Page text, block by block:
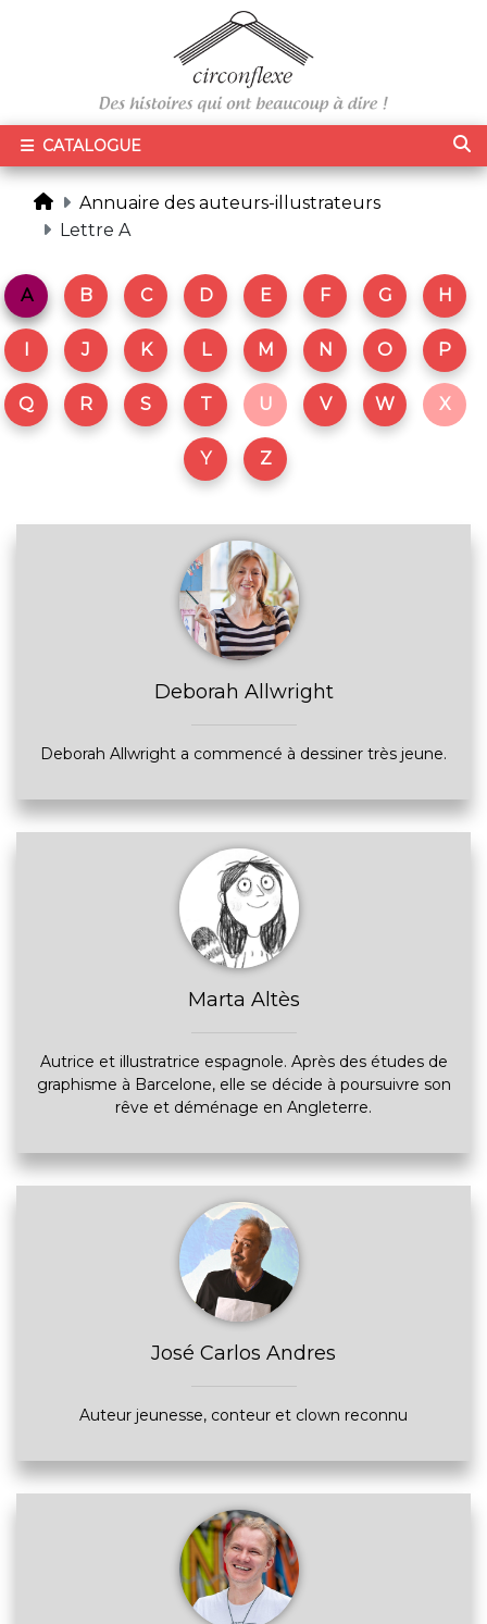
CATALOGUE
Annuaire des auteurs-illustrateurs
Lettre A
A B C D E F G H
I J K L M N O P
Q R S T U V W X
Y Z
Deborah Allwright
Deborah Allwright a commencé à dessiner très jeune.
Marta Altès
Autrice et illustratrice espagnole. Après des études de
graphisme à Barcelone, elle se décide à poursuivre son
rêve et déménage en Angleterre.
José Carlos Andres
Auteur jeunesse, conteur et clown reconnu